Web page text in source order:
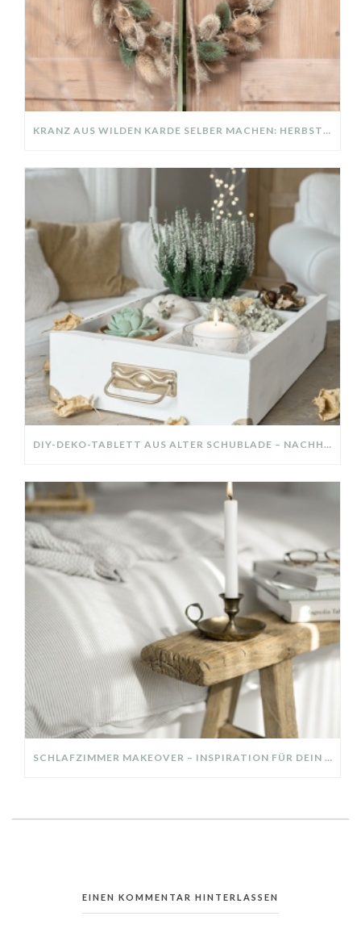
KRANZ AUS WILDEN KARDE SELBER MACHEN: HERBSTDEKO GANZ EINFACH
DIY-DEKO-TABLETT AUS ALTER SCHUBLADE – NACHHALTIGE HERBSTDEKO SELBER MACHEN!
SCHLAFZIMMER MAKEOVER – INSPIRATION FÜR DEIN SCHLAFZIMMER: AUS ALT MACH NEU – HELL, GEMÜTLICH UND EINLADEND
EINEN KOMMENTAR HINTERLASSEN